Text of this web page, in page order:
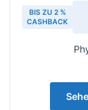
BIS ZU 2 %
CASHBACK